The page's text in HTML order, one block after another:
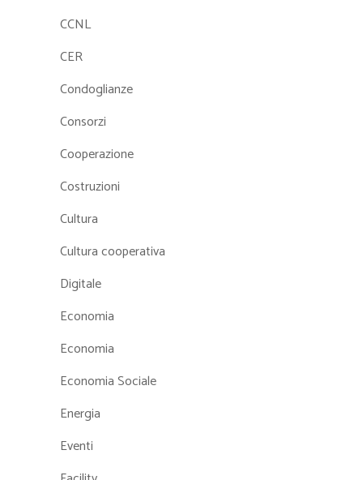
CCNL
CER
Condoglianze
Consorzi
Cooperazione
Costruzioni
Cultura
Cultura cooperativa
Digitale
Economia
Economia
Economia Sociale
Energia
Eventi